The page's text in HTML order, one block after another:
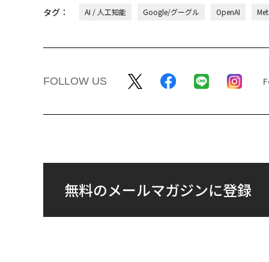
タグ： AI / 人工知能 Google/グーグル OpenAI
FOLLOW US
無料のメールマガジンに登録